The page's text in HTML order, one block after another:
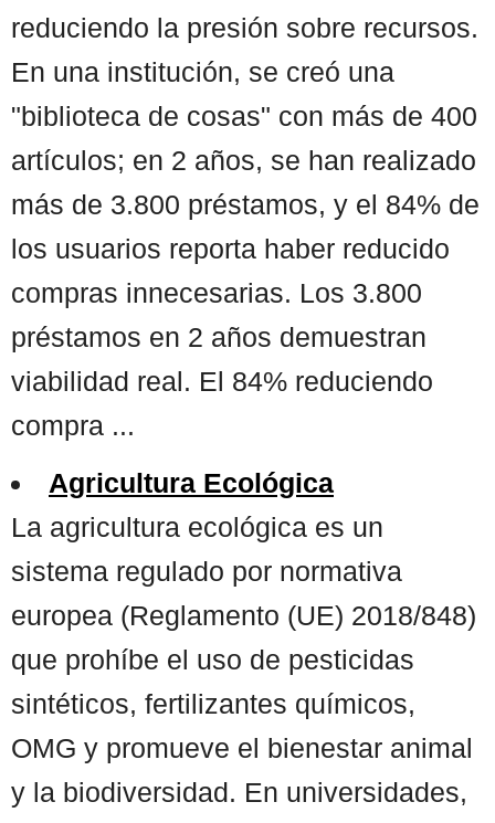
reduciendo la presión sobre recursos.
En una institución, se creó una
"biblioteca de cosas" con más de 400
artículos; en 2 años, se han realizado
más de 3.800 préstamos, y el 84% de
los usuarios reporta haber reducido
compras innecesarias. Los 3.800
préstamos en 2 años demuestran
viabilidad real. El 84% reduciendo
compra ...
Agricultura Ecológica
La agricultura ecológica es un
sistema regulado por normativa
europea (Reglamento (UE) 2018/848)
que prohíbe el uso de pesticidas
sintéticos, fertilizantes químicos,
OMG y promueve el bienestar animal
y la biodiversidad. En universidades,